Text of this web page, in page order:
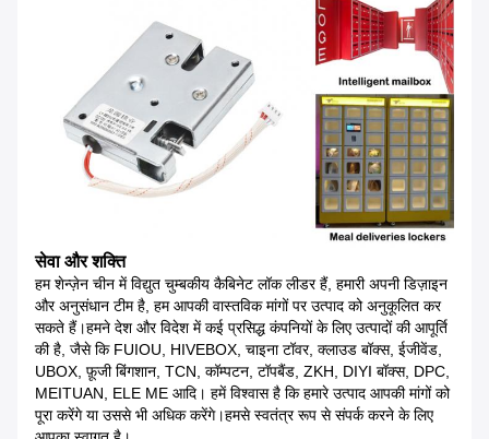
सेवा और शक्ति
हम शेन्ज़ेन चीन में विद्युत चुम्बकीय कैबिनेट लॉक लीडर हैं, हमारी अपनी डिज़ाइन
और अनुसंधान टीम है, हम आपकी वास्तविक मांगों पर उत्पाद को अनुकूलित कर
सकते हैं।हमने देश और विदेश में कई प्रसिद्ध कंपनियों के लिए उत्पादों की आपूर्ति
की है, जैसे कि FUIOU, HIVEBOX, चाइना टॉवर, क्लाउड बॉक्स, ईजीवेंड,
UBOX, फ़ूजी बिंगशान, TCN, कॉम्पटन, टॉपबैंड, ZKH, DIYI बॉक्स, DPC,
MEITUAN, ELE ME आदि। हमें विश्वास है कि हमारे उत्पाद आपकी मांगों को
पूरा करेंगे या उससे भी अधिक करेंगे।हमसे स्वतंत्र रूप से संपर्क करने के लिए